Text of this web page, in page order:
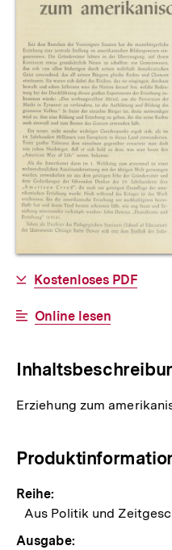
Allgemeine
Informationen
Download-
Kostenloses PDF
Interner
Online lesen
Erziehung zum
Reihe:
Aus Politik und
Ausgabe: